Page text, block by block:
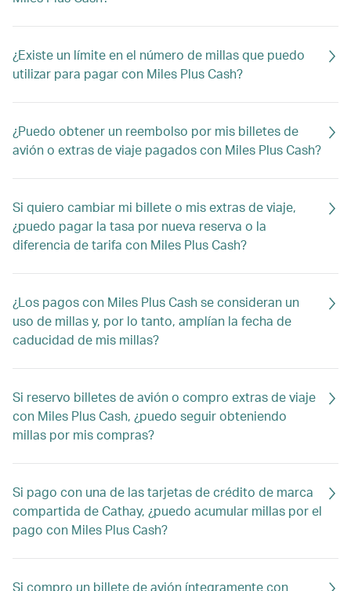
¿Existe un límite en el número de millas que puedo
utilizar para pagar con Miles Plus Cash?
¿Puedo obtener un reembolso por mis billetes de
avión o extras de viaje pagados con Miles Plus Cash?
Si quiero cambiar mi billete o mis extras de viaje,
¿puedo pagar la tasa por nueva reserva o la
diferencia de tarifa con Miles Plus Cash?
¿Los pagos con Miles Plus Cash se consideran un
uso de millas y, por lo tanto, amplían la fecha de
caducidad de mis millas?
Si reservo billetes de avión o compro extras de viaje
con Miles Plus Cash, ¿puedo seguir obteniendo
millas por mis compras?
Si pago con una de las tarjetas de crédito de marca
compartida de Cathay, ¿puedo acumular millas por el
pago con Miles Plus Cash?
Si compro un billete de avión íntegramente con